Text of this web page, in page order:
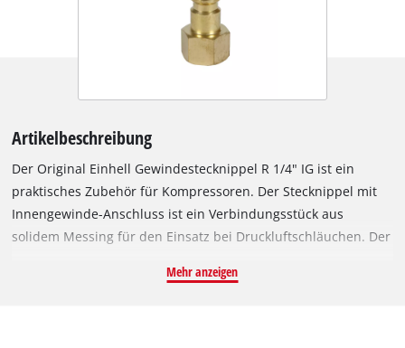
Artikelbeschreibung
Der Original Einhell Gewindestecknippel R 1/4" IG ist ein
praktisches Zubehör für Kompressoren. Der Stecknippel mit
Innengewinde-Anschluss ist ein Verbindungsstück aus
solidem Messing für den Einsatz bei Druckluftschläuchen. Der
Als Verbindungsstück besticht der Stecknippel durch seine
Mehr anzeigen